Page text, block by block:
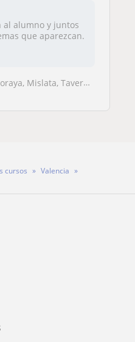
al alumno y juntos
que aparezcan.
Blanques, Valencia (Ciuda...
cursos
Valencia